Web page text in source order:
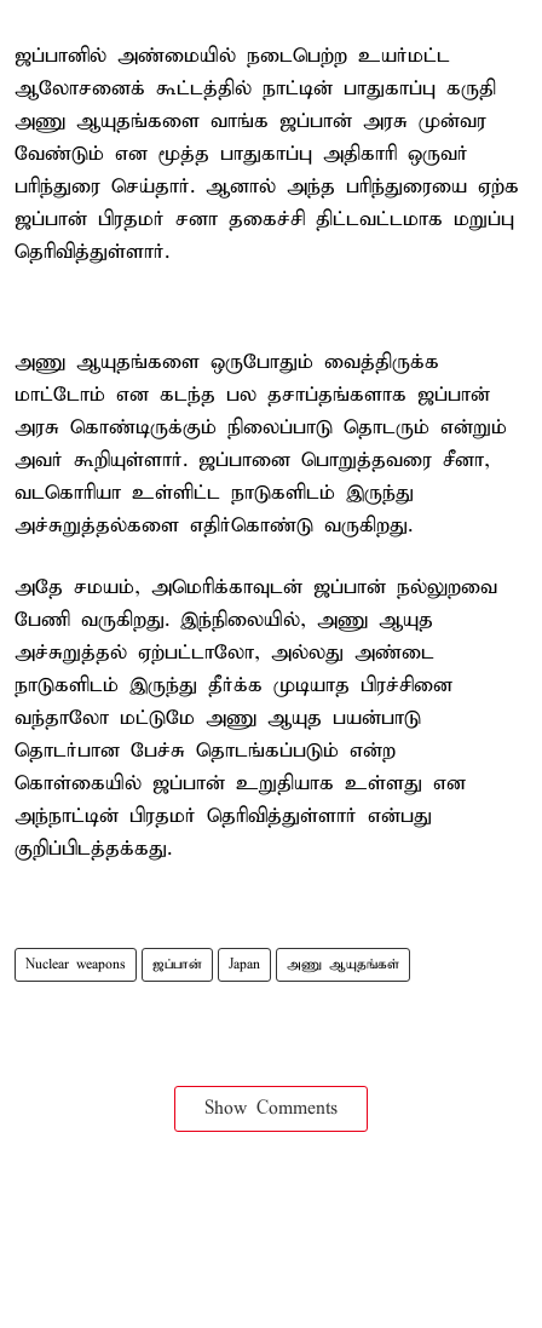
ஜப்பானில் அண்மையில் நடைபெற்ற உயர்மட்ட
ஆலோசனைக் கூட்டத்தில் நாட்டின் பாதுகாப்பு கருதி
அணு ஆயுதங்களை வாங்க ஜப்பான் அரசு முன்வர
வேண்டும் என மூத்த பாதுகாப்பு அதிகாரி ஒருவர்
பரிந்துரை செய்தார். ஆனால் அந்த பரிந்துரையை ஏற்க
ஜப்பான் பிரதமர் சனா தகைச்சி திட்டவட்டமாக மறுப்பு
தெரிவித்துள்ளார்.
அணு ஆயுதங்களை ஒருபோதும் வைத்திருக்க
மாட்டோம் என கடந்த பல தசாப்தங்களாக ஜப்பான்
அரசு கொண்டிருக்கும் நிலைப்பாடு தொடரும் என்றும்
அவர் கூறியுள்ளார். ஜப்பானை பொறுத்தவரை சீனா,
வடகொரியா உள்ளிட்ட நாடுகளிடம் இருந்து
அச்சுறுத்தல்களை எதிர்கொண்டு வருகிறது.
அதே சமயம், அமெரிக்காவுடன் ஜப்பான் நல்லுறவை
பேணி வருகிறது. இந்நிலையில், அணு ஆயுத
அச்சுறுத்தல் ஏற்பட்டாலோ, அல்லது அண்டை
நாடுகளிடம் இருந்து தீர்க்க முடியாத பிரச்சினை
வந்தாலோ மட்டுமே அணு ஆயுத பயன்பாடு
தொடர்பான பேச்சு தொடங்கப்படும் என்ற
கொள்கையில் ஜப்பான் உறுதியாக உள்ளது என
அந்நாட்டின் பிரதமர் தெரிவித்துள்ளார் என்பது
குறிப்பிடத்தக்கது.
Nuclear weapons ஜப்பான் Japan அணு ஆயுதங்கள்
Show Comments